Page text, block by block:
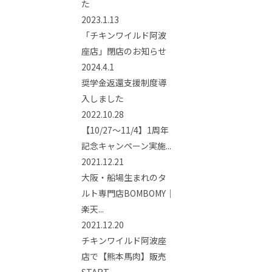
た
2023.1.13
「チキンワイルド阿波
座店」閉店のお知らせ
2024.4.1
奨学金返還支援制度導
入しました
2022.10.28
【10/27～11/4】1周年
記念キャンペーン実施...
2021.12.21
大阪・船場生まれのタ
ルト専門店BOMBOMY｜
楽天...
2021.12.20
チキンワイルド阿波座
店で【熊本馬肉】販売